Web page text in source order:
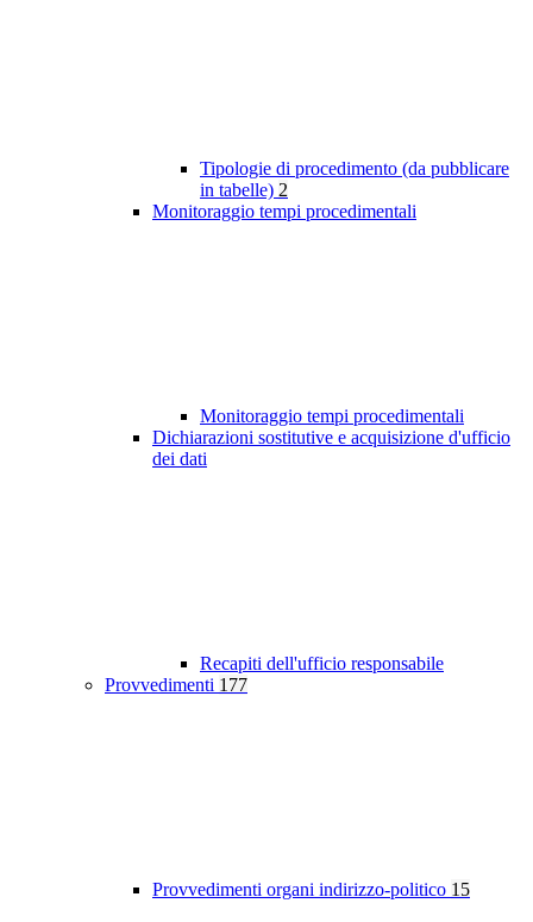
Tipologie di procedimento (da pubblicare
in tabelle) 2
Monitoraggio tempi procedimentali
Monitoraggio tempi procedimentali
Dichiarazioni sostitutive e acquisizione d'ufficio
dei dati
Recapiti dell'ufficio responsabile
Provvedimenti 177
Provvedimenti organi indirizzo-politico 15